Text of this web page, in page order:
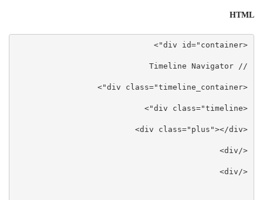
HTML
<div id="container">
// Timeline Navigator
<div class="timeline_container">
<div class="timeline">
<div class="plus"></div>
</div>
</div>